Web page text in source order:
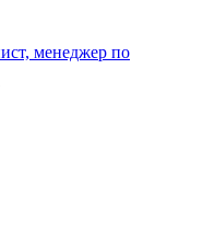
менеджер по